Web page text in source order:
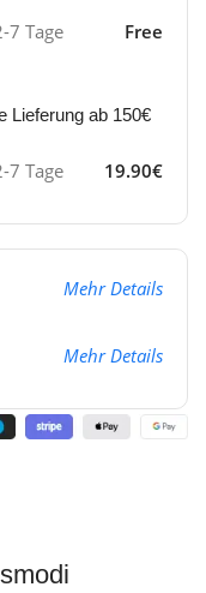
7 Tage Free
Lieferung ab 150€
7 Tage 19.90€
Mehr Details
Mehr Details